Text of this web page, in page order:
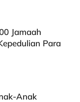
Jamaah
Para
Anak